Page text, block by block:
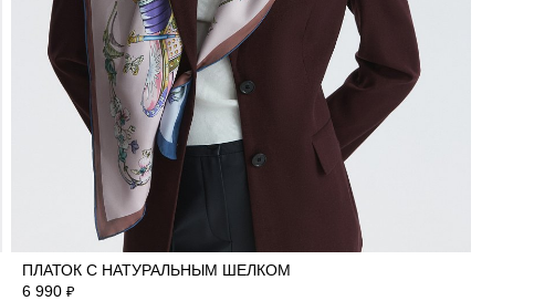
ПЛАТОК С НАТУРАЛЬНЫМ ШЕЛКОМ
6 990 ₽